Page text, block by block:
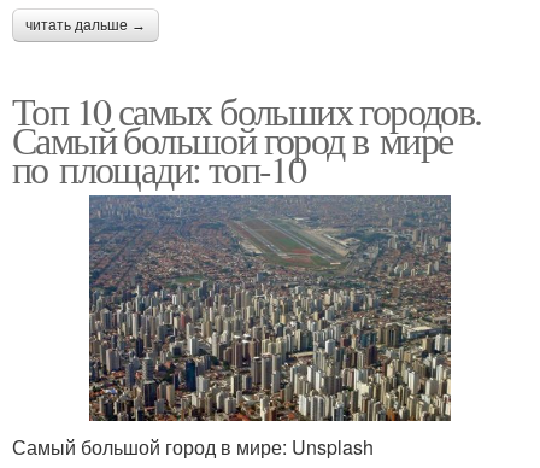
читать дальше →
Топ 10 самых больших городов.
Самый большой город в мире
по площади: топ-10
Самый большой город в мире: Unsplash